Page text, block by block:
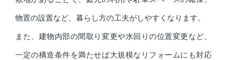
物置の設置など、暮らし方の工夫がしやすくなります。
また、建物内部の間取り変更や水回りの位置変更など、
一定の構造条件を満たせば大規模なリフォームにも対応